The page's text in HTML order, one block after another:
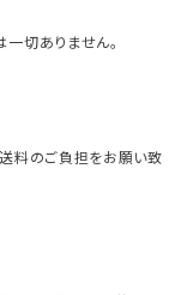
切ありません。
料のご負担をお願い致